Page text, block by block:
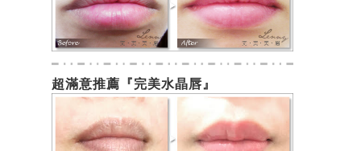
超滿意推薦『完美水晶唇』